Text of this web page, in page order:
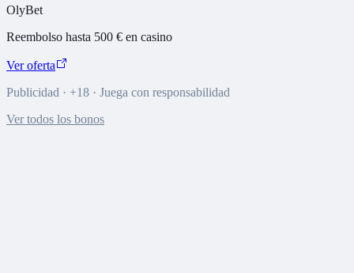
OlyBet
Reembolso hasta 500 € en casino
Ver oferta
Publicidad · +18 · Juega con responsabilidad
Ver todos los bonos